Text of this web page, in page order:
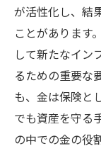
が活性化し、結
ことがあります
して新たなイン
るための重要な
も、金は保険と
でも資産を守る
の中での金の役